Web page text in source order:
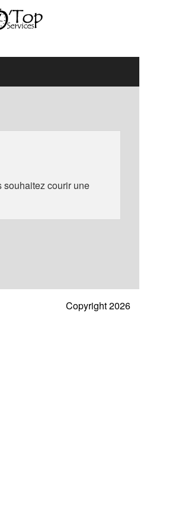
souhaitez courir une
Copyright 2026